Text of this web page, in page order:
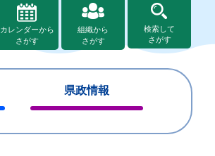
カレンダーから
さがす
組織から
さがす
検索して
さがす
県政情報
じ